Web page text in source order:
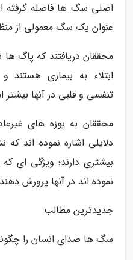
اصلی سگ ها فاصله گرفته
عنوان یک سگ معمولی از
محققان دریافتند که پاگ
ابتلاء به بیماری هستند
تنفسی و قلبی در آنها
محققان به پوزه های
دلایلی اشاره نموده اند
بیشتری دارند؛ ویژگی ای
نموده اند در آنها پرورش
جدیدترین مطالب
سگ ها صدای انسان را